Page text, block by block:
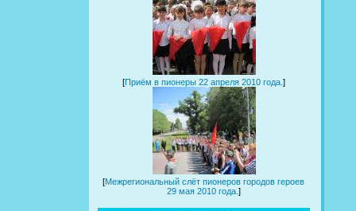
[Приём в пионеры 22 апреля 2010 года. ]
[Межрегиональный слёт пионеров городов героев
29 мая 2010 года. ]